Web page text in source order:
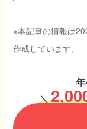
※本記事の情報は
作成しています。
＼